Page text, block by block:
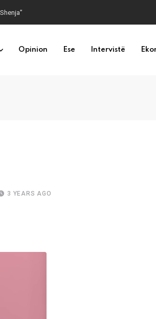
Opinion Ese Intervistë
3 YEARS AGO